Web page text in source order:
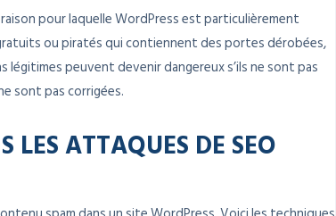
pour laquelle WordPress est particulièrement
ou piratés qui contiennent des portes dérobées,
peuvent devenir dangereux s’ils ne sont pas
sont pas corrigées.
LES ATTAQUES DE SEO